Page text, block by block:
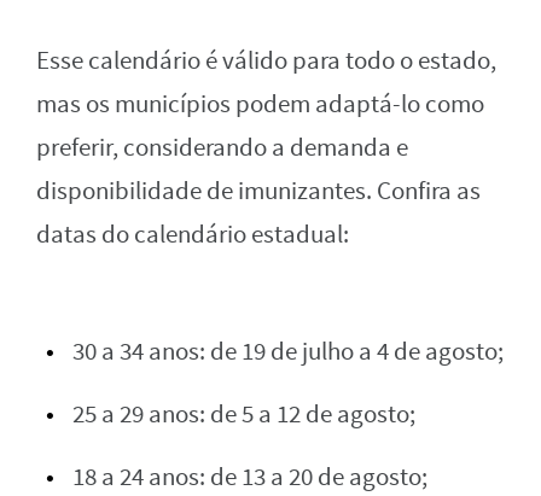
Esse calendário é válido para todo o estado,
mas os municípios podem adaptá-lo como
preferir, considerando a demanda e
disponibilidade de imunizantes. Confira as
datas do calendário estadual:
30 a 34 anos: de 19 de julho a 4 de agosto;
25 a 29 anos: de 5 a 12 de agosto;
18 a 24 anos: de 13 a 20 de agosto;